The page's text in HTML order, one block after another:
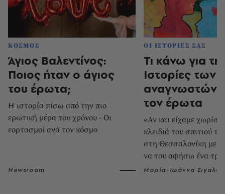
ΚΟΣΜΟΣ
Άγιος Βαλεντίνος:
Ποιος ήταν ο άγιος
του έρωτα;
Η ιστορία πίσω από την πιο
ερωτική μέρα του χρόνου - Οι
εορτασμοί ανά τον κόσμο
Newsroom
ΟΙ ΙΣΤΟΡΙΕΣ ΣΑΣ
Τι κάνω για
Ιστορίες των
αναγνωστών
τον έρωτα
«Αν και είχαμε
κλειδιά του σπιτιού
στη Θεσσαλονίκη με
να του αφήσω ένα
Μαρία-Ιωάννα Σιγαλού